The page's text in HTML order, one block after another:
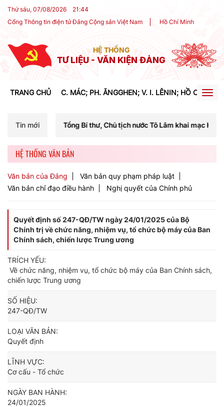
Thứ sáu, 07/08/2026 21 :44
Cổng Thông tin điện tử Đảng Cộng sản Việt Nam
Hồ Chí Minh
HỆ THỐNG
TƯ LIỆU - VĂN KIỆN ĐẢNG
TRANG CHỦ C. MÁC; PH. ĂNGGHEN; V. I. LÊNIN; HỒ CHÍ
Tin mới
Tổng Bí thư, Chủ tịch nước Tô Lâm khai mạc Hội nghị Trung
HỆ THỐNG VĂN BẢN
Văn bản của Đảng
Văn bản quy phạm pháp luật
Văn bản chỉ đạo điều hành
Nghị quyết của Chính phủ
Quyết định số 247-QĐ/TW ngày 24/01/2025 của Bộ
Chính trị về chức năng, nhiệm vụ, tổ chức bộ máy của Ban
Chính sách, chiến lược Trung ương
TRÍCH YẾU:
Về chức năng, nhiệm vụ, tổ chức bộ máy của Ban Chính sách,
chiến lược Trung ương
SỐ HIỆU:
247-QĐ/TW
LOẠI VĂN BẢN:
Quyết định
LĨNH VỰC:
Cơ cấu - Tổ chức
NGÀY BAN HÀNH:
24/01/2025